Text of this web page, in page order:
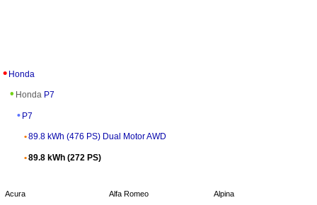
Honda
Honda P7
P7
89.8 kWh (476 PS) Dual Motor AWD
89.8 kWh (272 PS)
Acura Alfa Romeo Alpina